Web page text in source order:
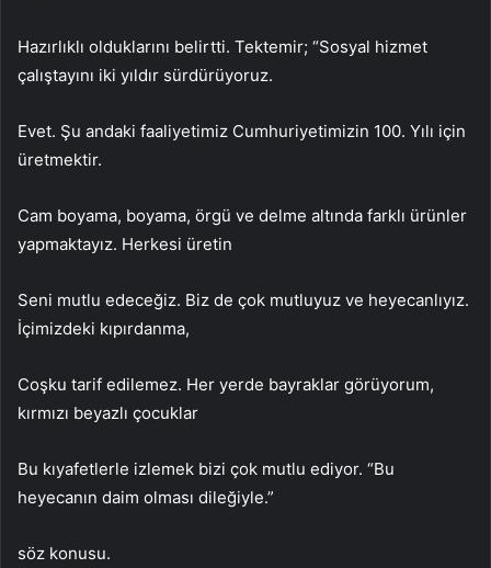
Hazırlıklı olduklarını belirtti. Tektemir; “Sosyal hizmet
çalıştayını iki yıldır sürdürüyoruz.
Evet. Şu andaki faaliyetimiz Cumhuriyetimizin 100. Yılı için
üretmektir.
Cam boyama, boyama, örgü ve delme altında farklı ürünler
yapmaktayız. Herkesi üretin
Seni mutlu edeceğiz. Biz de çok mutluyuz ve heyecanlıyız.
İçimizdeki kıpırdanma,
Coşku tarif edilemez. Her yerde bayraklar görüyorum,
kırmızı beyazlı çocuklar
Bu kıyafetlerle izlemek bizi çok mutlu ediyor. “Bu
heyecanın daim olması dileğiyle.”
söz konusu.